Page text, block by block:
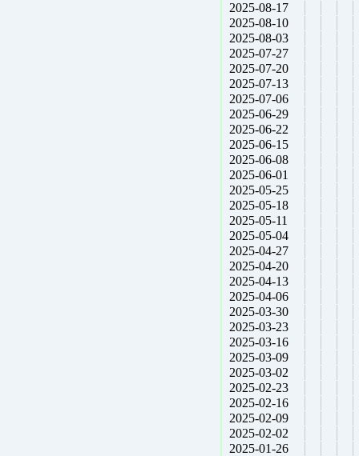
2025-08-17
2025-08-10
2025-08-03
2025-07-27
2025-07-20
2025-07-13
2025-07-06
2025-06-29
2025-06-22
2025-06-15
2025-06-08
2025-06-01
2025-05-25
2025-05-18
2025-05-11
2025-05-04
2025-04-27
2025-04-20
2025-04-13
2025-04-06
2025-03-30
2025-03-23
2025-03-16
2025-03-09
2025-03-02
2025-02-23
2025-02-16
2025-02-09
2025-02-02
2025-01-26